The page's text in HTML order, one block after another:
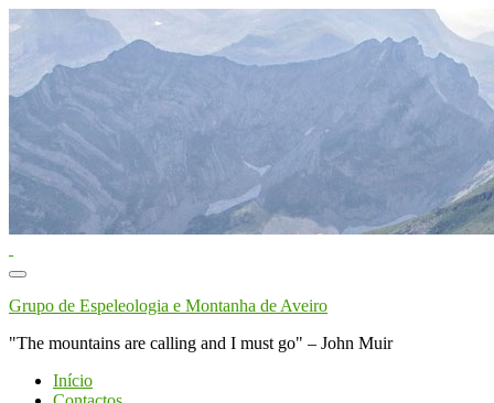
Toggle
navigation
Grupo de Espeleologia e Montanha de Aveiro
"The mountains are calling and I must go" – John Muir
Início